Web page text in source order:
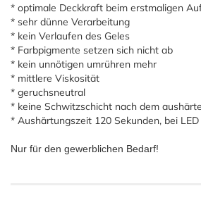
* optimale Deckkraft beim erstmaligen
* sehr dünne Verarbeitung
* kein Verlaufen des Geles
* Farbpigmente setzen sich nicht ab
* kein unnötigen umrühren mehr
* mittlere Viskosität
* geruchsneutral
* keine Schwitzschicht nach dem
* Aushärtungszeit 120 Sekunden, bei
Nur für den gewerblichen Bedarf!